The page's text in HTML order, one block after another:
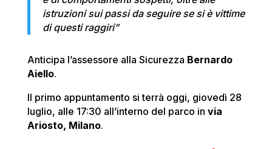
istruzioni sui passi da seguire se si è vittime
di questi raggiri”
Anticipa l’assessore alla Sicurezza Bernardo
Aiello.
Il primo appuntamento si terrà oggi, giovedì 28
luglio, alle 17:30 all’interno del parco in via
Ariosto, Milano.